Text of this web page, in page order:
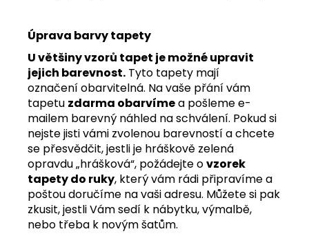
Úprava barvy tapety
U většiny vzorů tapet je možné upravit
jejich barevnost. Tyto tapety mají
označení obarvitelná. Na vaše přání vám
tapetu zdarma obarvímea pošleme e-
mailem barevný náhled na schválení. Pokud si
nejste jisti vámi zvolenou barevností a chcete
se přesvědčit, jestli je hráškově zelená
opravdu „hrášková“, požádejte ovzorek
tapety do ruky, který vám rádi připravíme a
poštou doručíme na vaši adresu. Můžete si pak
zkusit, jestli Vám sedí k nábytku, výmalbě,
nebo třeba k novým šatům.